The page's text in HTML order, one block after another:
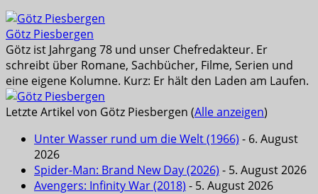
Götz Piesbergen
Götz ist Jahrgang 78 und unser Chefredakteur. Er
schreibt über Romane, Sachbücher, Filme, Serien und
eine eigene Kolumne. Kurz: Er hält den Laden am Laufen.
Letzte Artikel von Götz Piesbergen (Alle anzeigen)
Unter Wasser rund um die Welt (1966) - 6. August
2026
Spider-Man: Brand New Day (2026) - 5. August 2026
Avengers: Infinity War (2018) - 5. August 2026